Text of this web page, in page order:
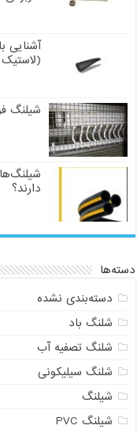
آشنایی
شیلنگ
دارند؟
دسته‌ها
دسته‌بندی نشده
شلنگ باد
شلنگ تصفیه آب
شلنگ سیلیکونی
شیلنگ
شیلنگ PVC